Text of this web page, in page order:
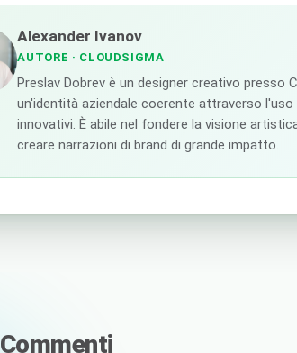
Alexander Ivanov
AUTORE · CLOUDSIGMA
Preslav Dobrev è un designer creativo presso
un'identità aziendale coerente attraverso
innovativi. È abile nel fondere la visione
creare narrazioni di brand di grande impatto.
Commenti